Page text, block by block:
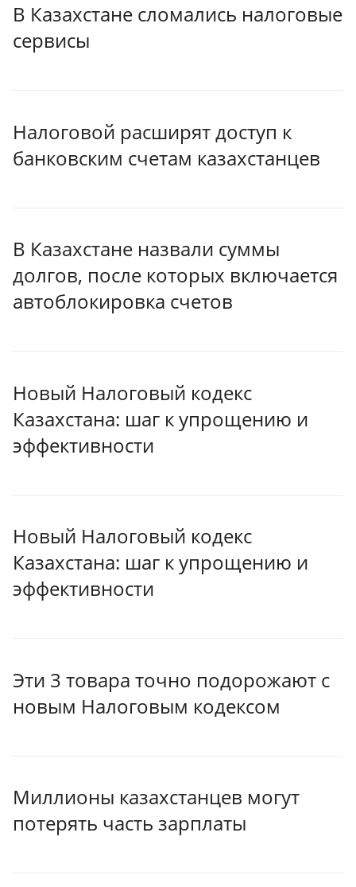
В Казахстане сломались налоговые
сервисы
Налоговой расширят доступ к
банковским счетам казахстанцев
В Казахстане назвали суммы
долгов, после которых включается
автоблокировка счетов
Новый Налоговый кодекс
Казахстана: шаг к упрощению и
эффективности
Новый Налоговый кодекс
Казахстана: шаг к упрощению и
эффективности
Эти 3 товара точно подорожают с
новым Налоговым кодексом
Миллионы казахстанцев могут
потерять часть зарплаты